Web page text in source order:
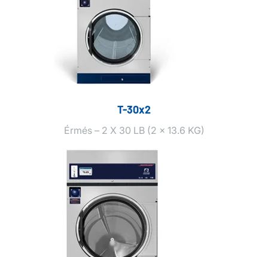
T-30x2
Érmés – 2 X 30 LB (2 x 13.6 KG)